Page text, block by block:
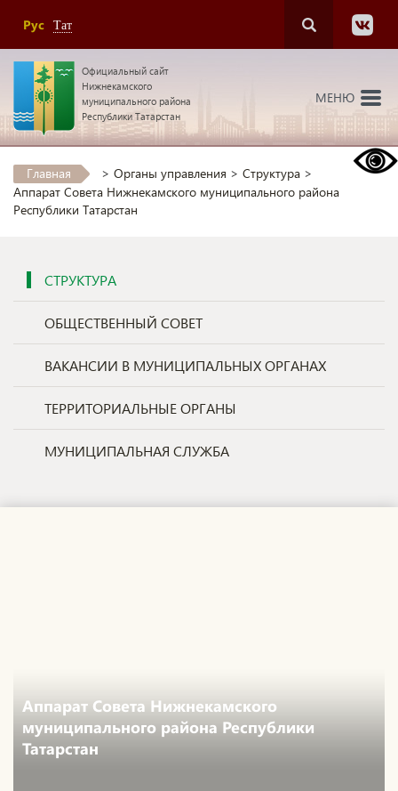
Рус Тат
Официальный сайт
Нижнекамского
муниципального района
Республики Татарстан
МЕНЮ
Главная > Органы управления > Структура >
Аппарат Совета Нижнекамского муниципального района
Республики Татарстан
СТРУКТУРА
ОБЩЕСТВЕННЫЙ СОВЕТ
ВАКАНСИИ В МУНИЦИПАЛЬНЫХ ОРГАНАХ
ТЕРРИТОРИАЛЬНЫЕ ОРГАНЫ
МУНИЦИПАЛЬНАЯ СЛУЖБА
Аппарат Совета Нижнекамского
муниципального района Республики
Татарстан